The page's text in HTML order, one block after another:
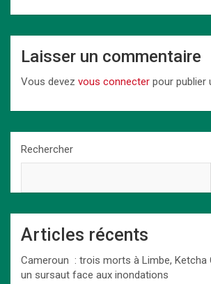
Laisser un commentaire
Vous devez vous connecter pour publier
Rechercher
Articles récents
Cameroun : trois morts à Limbe, Ketcha
un sursaut face aux inondations